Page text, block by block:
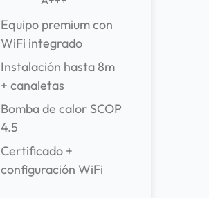
Equipo premium con
WiFi integrado
Instalación hasta 8m
+ canaletas
Bomba de calor SCOP
4.5
Certificado +
configuración WiFi